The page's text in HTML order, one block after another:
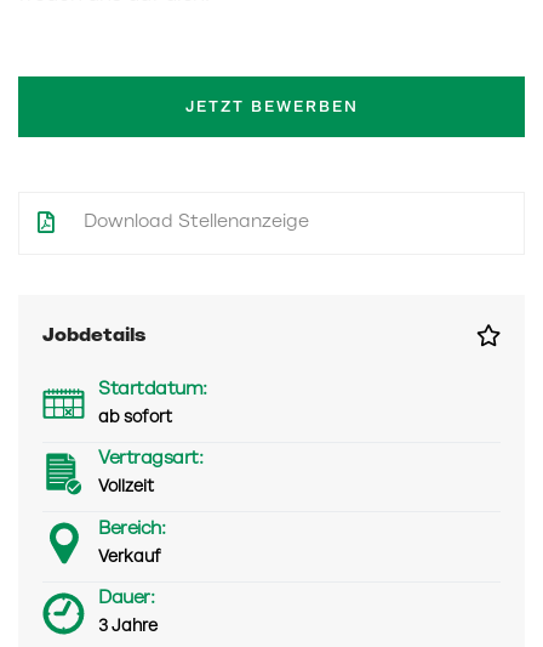
JETZT BEWERBEN
Download Stellenanzeige
Jobdetails
Startdatum:
ab sofort
Vertragsart:
Vollzeit
Bereich:
Verkauf
Dauer:
3 Jahre